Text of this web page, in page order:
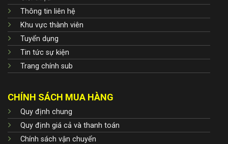
Thông tin liên hệ
Khu vực thành viên
Tuyển dụng
Tin tức sự kiện
Trang chính sub
CHÍNH SÁCH MUA HÀNG
Quy định chung
Quy định giá cả và thanh toán
Chính sách vận chuyển